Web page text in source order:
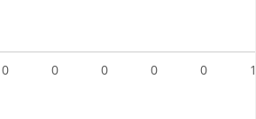
0 0 0 0 0 1